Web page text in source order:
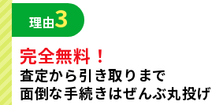
理由3
完全無料！
査定から引き取りまで
面倒な手続きはぜんぶ丸投げ